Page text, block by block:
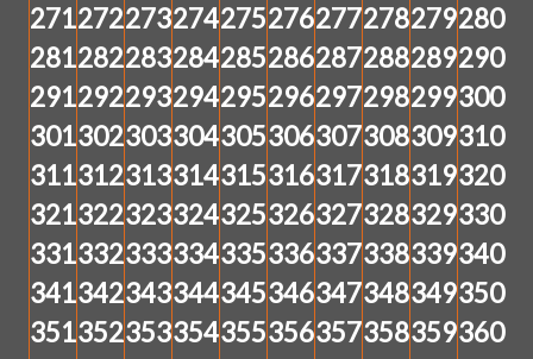
271272273274275276277278279280
281282283284285286287288289290
291292293294295296297298299300
301302303304305306307308309310
311312313314315316317318319320
321322323324325326327328329330
331332333334335336337338339340
341342343344345346347348349350
351352353354355356357358359360